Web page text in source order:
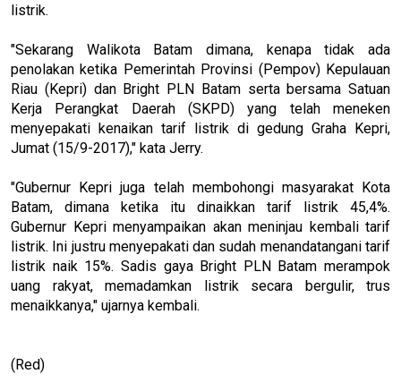
listrik.
"Sekarang Walikota Batam dimana, kenapa tidak ada
penolakan ketika Pemerintah Provinsi (Pempov) Kepulauan
Riau (Kepri) dan Bright PLN Batam serta bersama Satuan
Kerja Perangkat Daerah (SKPD) yang telah meneken
menyepakati kenaikan tarif listrik di gedung Graha Kepri,
Jumat (15/9-2017)," kata Jerry.
"Gubernur Kepri juga telah membohongi masyarakat Kota
Batam, dimana ketika itu dinaikkan tarif listrik 45,4%.
Gubernur Kepri menyampaikan akan meninjau kembali tarif
listrik. Ini justru menyepakati dan sudah menandatangani tarif
listrik naik 15%. Sadis gaya Bright PLN Batam merampok
uang rakyat, memadamkan listrik secara bergulir, trus
menaikkanya," ujarnya kembali.
(Red)